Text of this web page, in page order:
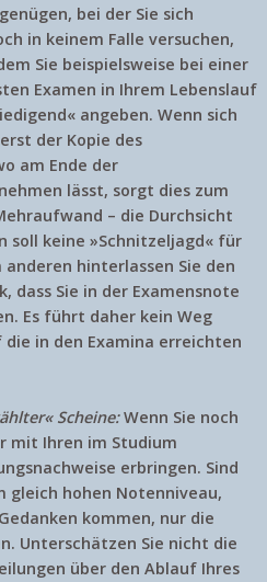
bei der Sie sich
in keinem Falle versuchen,
Sie beispielsweise bei einer
Examen in Ihrem Lebenslauf
angeben. Wenn sich
der Kopie des
am Ende der
lässt, sorgt dies zum
– die Durchsicht
soll keine »Schnitzeljagd« für
hinterlassen Sie den
dass Sie in der Examensnote
Es führt daher kein Weg
in den Examina erreichten
Scheine:Wenn Sie noch
mit Ihren im Studium
erbringen. Sind
gleich hohen Notenniveau,
kommen, nur die
Unterschätzen Sie nicht die
über den Ablauf Ihres